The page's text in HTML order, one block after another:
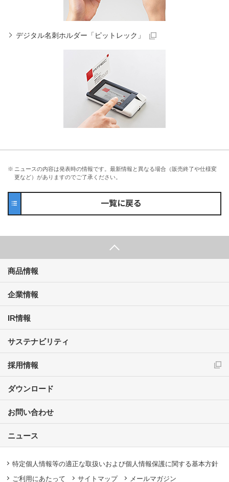
デジタル名刺ホルダー「ピットレック」
※ ニュースの内容は発表時の情報です。最新情報と異なる場合（販売終了や仕様変
更など）がありますのでご了承ください。
一覧に戻る
商品情報
企業情報
IR情報
サステナビリティ
採用情報
ダウンロード
お問い合わせ
ニュース
特定個人情報等の適正な取扱いおよび個人情報保護に関する基本方針
ご利用にあたって
サイトマップ メールマガジン